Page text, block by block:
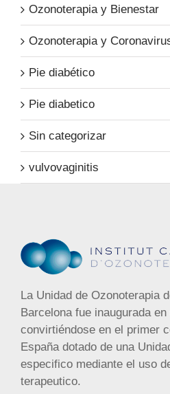
Ozonoterapia y Bienestar
Ozonoterapia y
Pie diabético
Pie diabetico
Sin categorizar
vulvovaginitis
La Unidad de Ozonoterapia
Barcelona fue inaugurada
convirtiéndose en el primer
España dotado de una
especifico mediante el uso
terapeutico.